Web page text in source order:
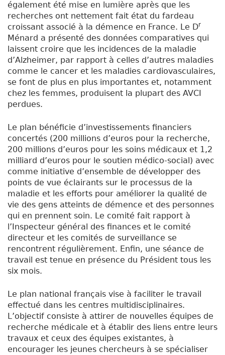
également été mise en lumière après que les
recherches ont nettement fait état du fardeau
croissant associé à la démence en France. Le Dr
Ménard a présenté des données comparatives qui
laissent croire que les incidences de la maladie
d’Alzheimer, par rapport à celles d’autres maladies
comme le cancer et les maladies cardiovasculaires,
se font de plus en plus importantes et, notamment
chez les femmes, produisent la plupart des AVCI
perdues.
Le plan bénéficie d’investissements financiers
concertés (200 millions d’euros pour la recherche,
200 millions d’euros pour les soins médicaux et 1,2
milliard d’euros pour le soutien médico-social) avec
comme initiative d’ensemble de développer des
points de vue éclairants sur le processus de la
maladie et les efforts pour améliorer la qualité de
vie des gens atteints de démence et des personnes
qui en prennent soin. Le comité fait rapport à
l’Inspecteur général des finances et le comité
directeur et les comités de surveillance se
rencontrent régulièrement. Enfin, une séance de
travail est tenue en présence du Président tous les
six mois.
Le plan national français vise à faciliter le travail
effectué dans les centres multidisciplinaires.
L’objectif consiste à attirer de nouvelles équipes de
recherche médicale et à établir des liens entre leurs
travaux et ceux des équipes existantes, à
encourager les jeunes chercheurs à se spécialiser